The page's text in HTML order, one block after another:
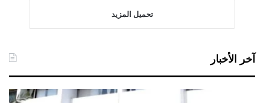
تحميل المزيد
آخر الأخبار